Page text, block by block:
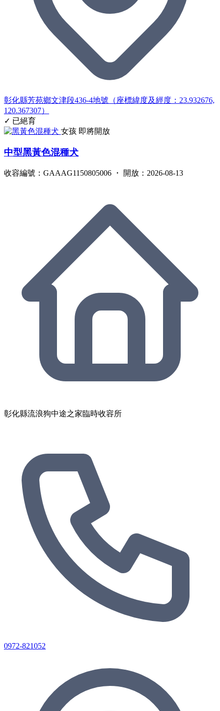
彰化縣芳苑鄉文津段436-4地號（座標緯度及經度：23.932676,
120.367307）
✓ 已絕育
女孩 即將開放
中型黑黃色混種犬
收容編號：GAAAG1150805006 ・ 開放：2026-08-13
彰化縣流浪狗中途之家臨時收容所
0972-821052